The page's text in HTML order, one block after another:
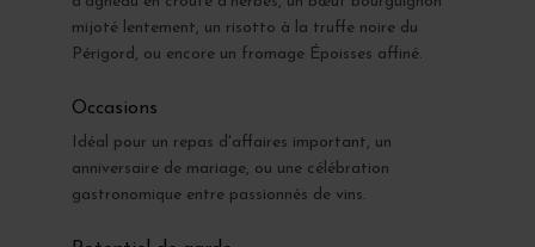
mijoté lentement, un risotto à la truffe noire du
Périgord, ou encore un fromage Époisses affiné.
Occasions
Idéal pour un repas d'affaires important, un
anniversaire de mariage, ou une célébration
gastronomique entre passionnés de vins.